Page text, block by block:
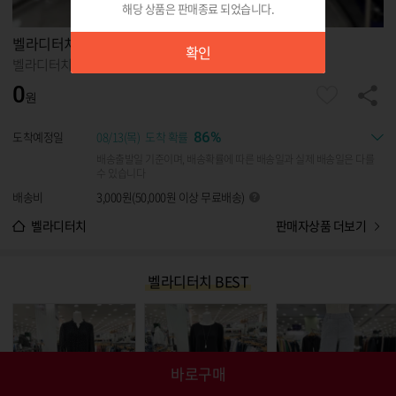
해당 상품은 판매종료 되었습니다.
확인